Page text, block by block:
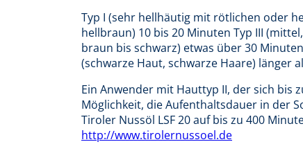
Typ I (sehr hellhäutig mit rötlichen oder
hellbraun) 10 bis 20 Minuten Typ III
braun bis schwarz) etwas über 30
(schwarze Haut, schwarze Haare) länger
Ein Anwender mit Hauttyp II, der sich bis
Möglichkeit, die Aufenthaltsdauer in der
Tiroler Nussöl LSF 20 auf bis zu 400
http://www.tirolernussoel.de